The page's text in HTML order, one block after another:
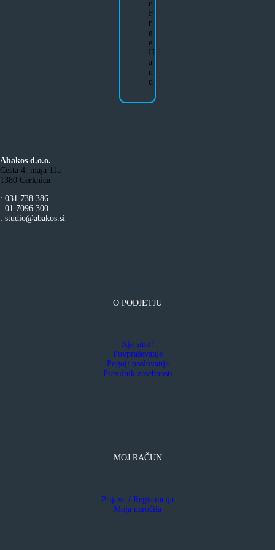
e
F
r
e
e
H
a
n
d
Abakos d.o.o.
Cesta 4. maja 11a
1380 Cerknica
: 031 738 386
: 01 7096 300
: studio@abakos.si
O PODJETJU
Kje smo?
Povpraševanje
Pogoji poslovanja
Pravilnik zasebnosti
MOJ RAČUN
Prijava / Registracija
Moja naročila